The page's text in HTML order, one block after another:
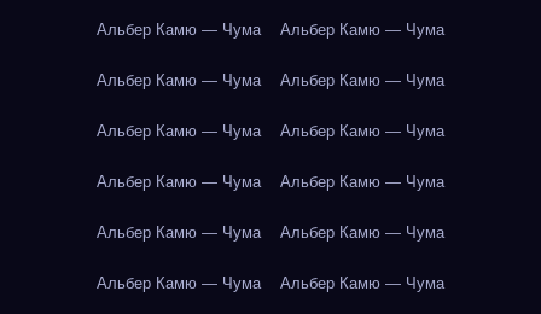
Альбер Камю — Чума Альбер Камю — Чума
Альбер Камю — Чума Альбер Камю — Чума
Альбер Камю — Чума Альбер Камю — Чума
Альбер Камю — Чума Альбер Камю — Чума
Альбер Камю — Чума Альбер Камю — Чума
Альбер Камю — Чума Альбер Камю — Чума